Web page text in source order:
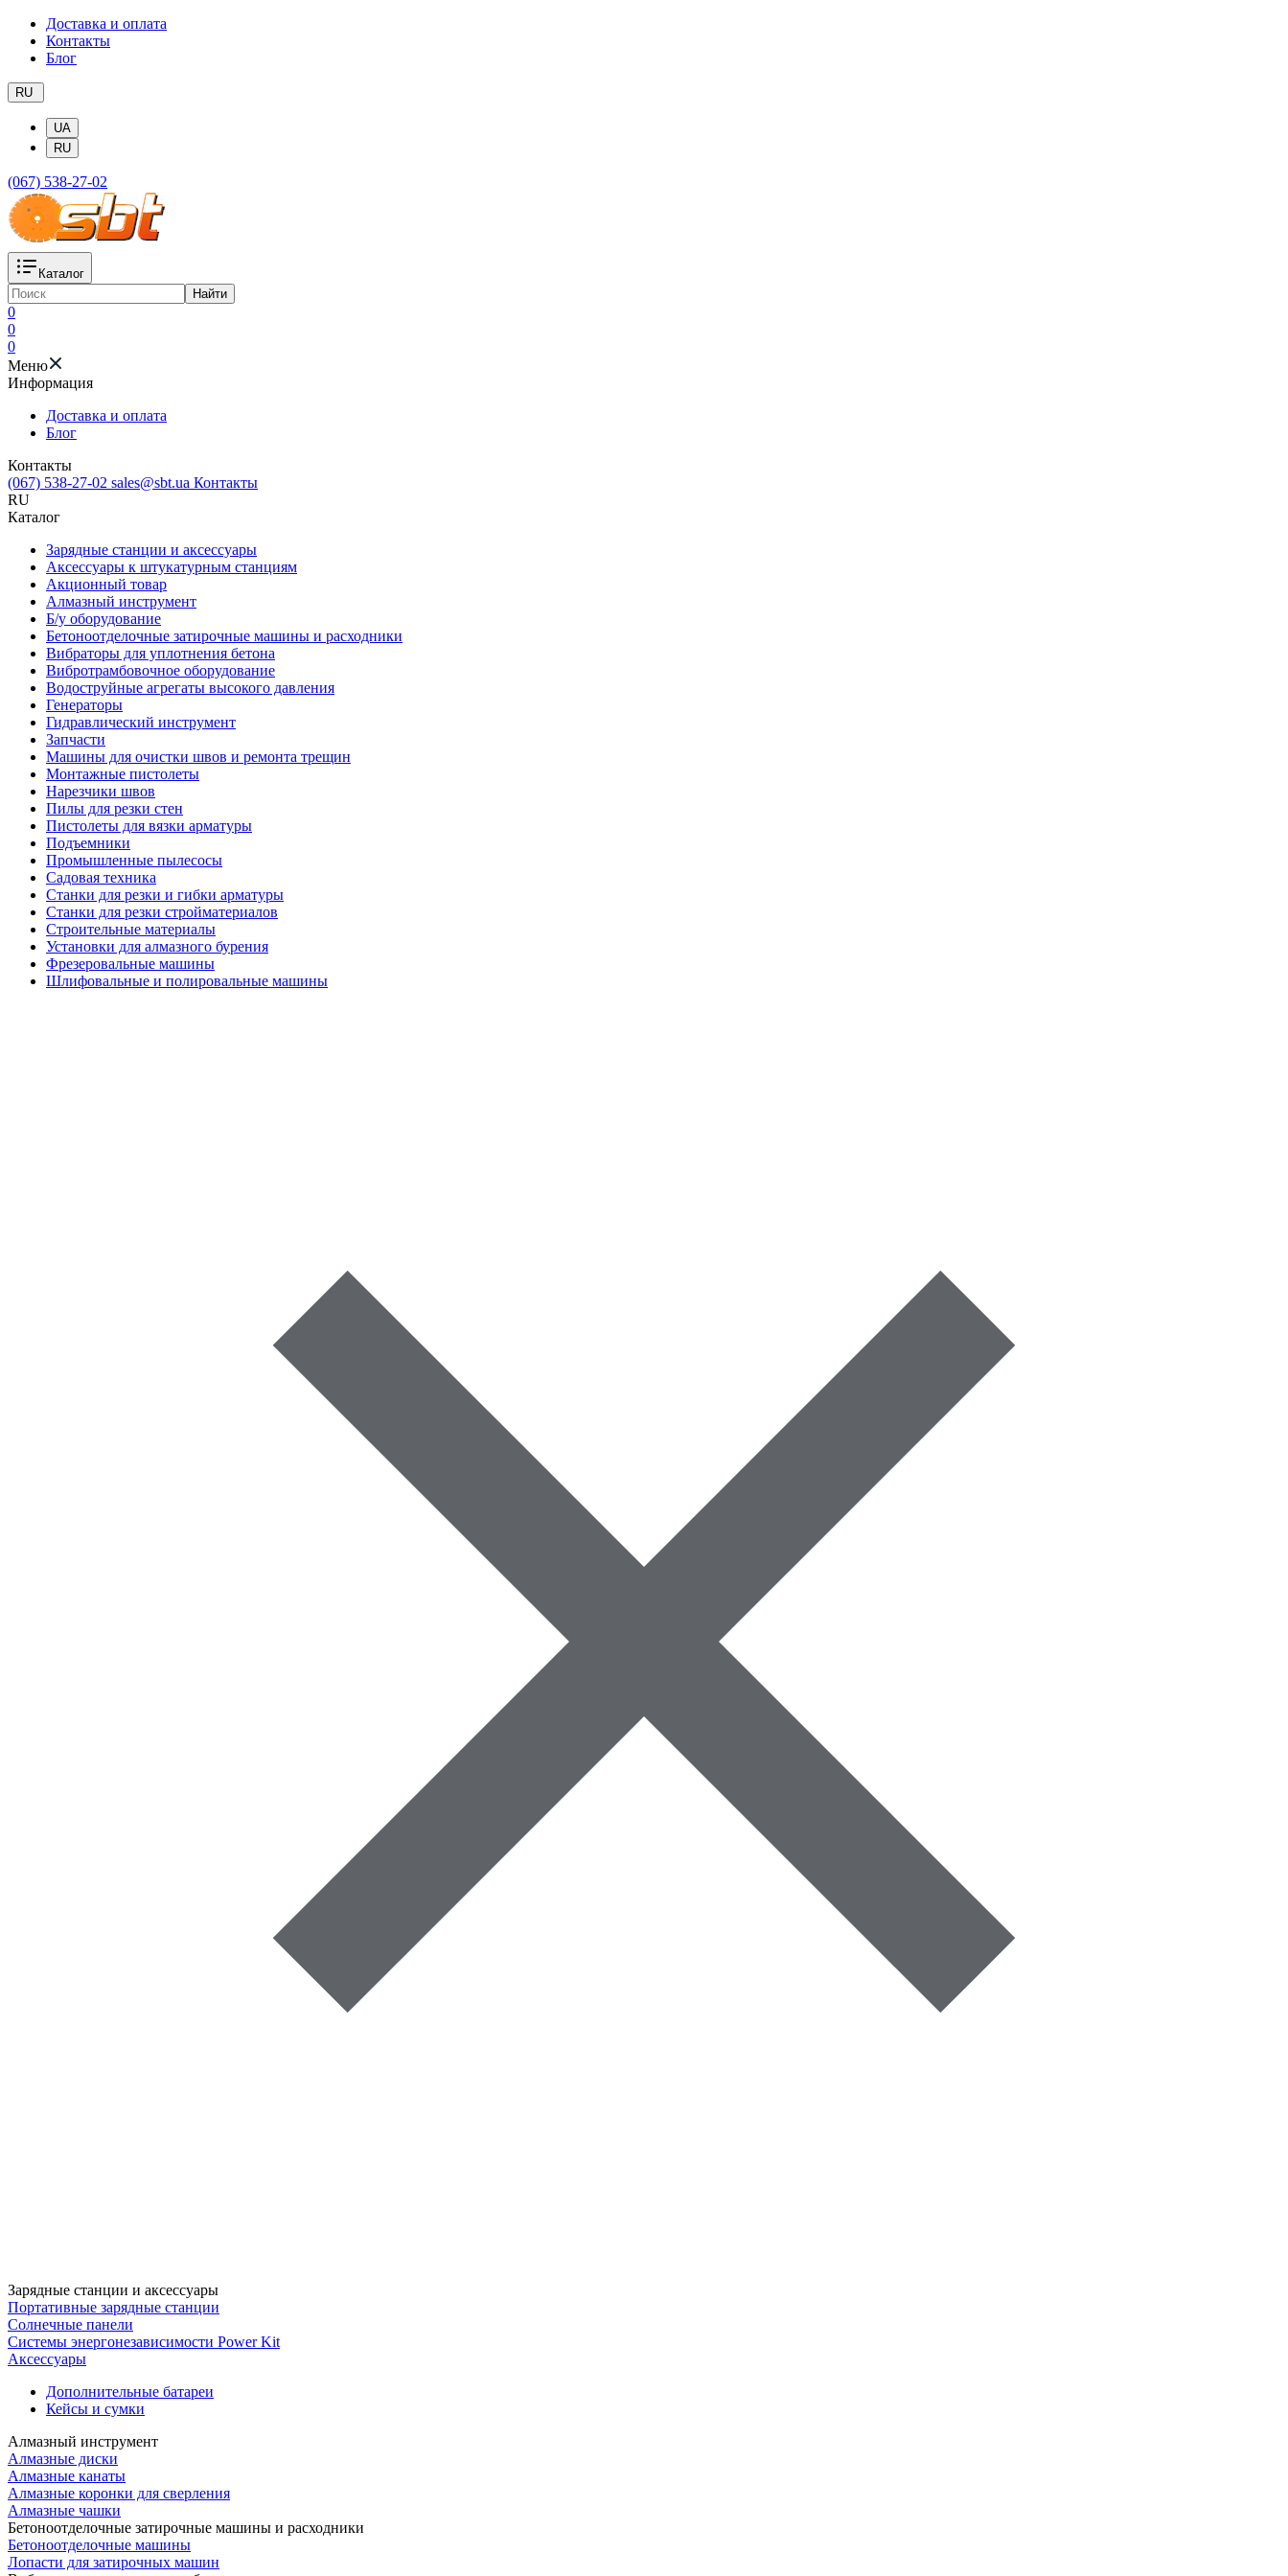
Доставка и оплата
Контакты
Блог
RU
UA
RU
(067) 538-27-02
Каталог
Найти
0
0
0
Меню
Информация
Доставка и оплата
Блог
Контакты
(067) 538-27-02 sales@sbt.ua Контакты
RU
Каталог
Зарядные станции и аксессуары
Аксессуары к штукатурным станциям
Акционный товар
Алмазный инструмент
Б/у оборудование
Бетоноотделочные затирочные машины и расходники
Вибраторы для уплотнения бетона
Вибротрамбовочное оборудование
Водоструйные агрегаты высокого давления
Генераторы
Гидравлический инструмент
Запчасти
Машины для очистки швов и ремонта трещин
Монтажные пистолеты
Нарезчики швов
Пилы для резки стен
Пистолеты для вязки арматуры
Подъемники
Промышленные пылесосы
Садовая техника
Станки для резки и гибки арматуры
Станки для резки стройматериалов
Строительные материалы
Установки для алмазного бурения
Фрезеровальные машины
Шлифовальные и полировальные машины
Зарядные станции и аксессуары
Портативные зарядные станции
Солнечные панели
Системы энергонезависимости Power Kit
Аксессуары
Дополнительные батареи
Кейсы и сумки
Алмазный инструмент
Алмазные диски
Алмазные канаты
Алмазные коронки для сверления
Алмазные чашки
Бетоноотделочные затирочные машины и расходники
Бетоноотделочные машины
Лопасти для затирочных машин